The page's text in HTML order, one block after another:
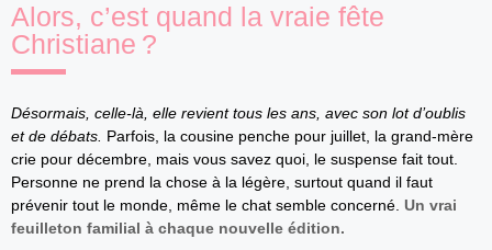
Alors, c’est quand la vraie fête
Christiane ?
Désormais, celle-là, elle revient tous les ans, avec son lot d’oublis
et de débats. Parfois, la cousine penche pour juillet, la grand-mère
crie pour décembre, mais vous savez quoi, le suspense fait tout.
Personne ne prend la chose à la légère, surtout quand il faut
prévenir tout le monde, même le chat semble concerné. Un vrai
feuilleton familial à chaque nouvelle édition.